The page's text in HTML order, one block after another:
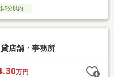
5分以内
店舗・事務所
万円